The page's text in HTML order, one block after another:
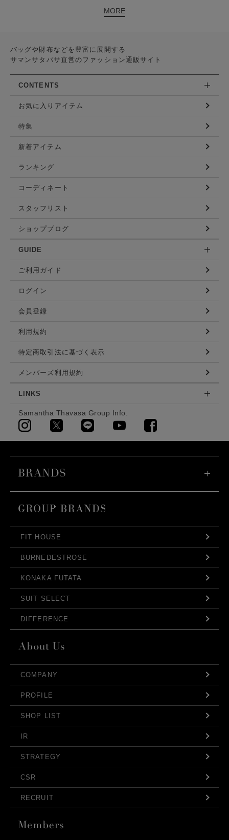
MORE
バッグや財布などを豊富に展開する
サマンサタバサ直営のファッション通販サイト
CONTENTS
お気に入りアイテム
特集
新着アイテム
ランキング
コーディネート
スタッフリスト
ショップブログ
GUIDE
ご利用ガイド
ログイン
会員登録
利用規約
特定商取引法に基づく表示
メンバーズ利用規約
LINKS
Samantha Thavasa Group Info.
FIT HOUSE
BURNEDESTROSE
KONAKA FUTATA
SUIT SELECT
DIFFERENCE
COMPANY
PROFILE
SHOP LIST
IR
STRATEGY
CSR
RECRUIT